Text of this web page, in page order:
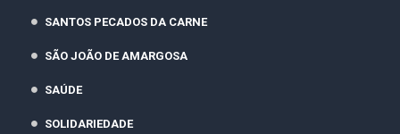
SANTOS PECADOS DA CARNE
SÃO JOÃO DE AMARGOSA
SAÚDE
SOLIDARIEDADE